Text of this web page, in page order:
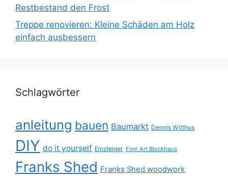
Restbestand den Frost
Treppe renovieren: Kleine Schäden am Holz
einfach ausbessern
Schlagwörter
anleitung bauen Baumarkt Dennis Witthus
DIY do it yourself Einsteiger Finn Art Blockhaus
Franks Shed Franks Shed woodwork